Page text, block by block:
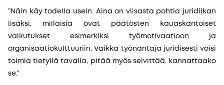
”Näin käy todella usein. Aina on viisasta pohtia juridiikan
lisäksi, millaisia ovat päätösten kauaskantoiset
vaikutukset esimerkiksi työmotivaatioon ja
organisaatiokulttuuriin. Vaikka työnantaja juridisesti voisi
toimia tietyllä tavalla, pitää myös selvittää, kannattaako
se.”